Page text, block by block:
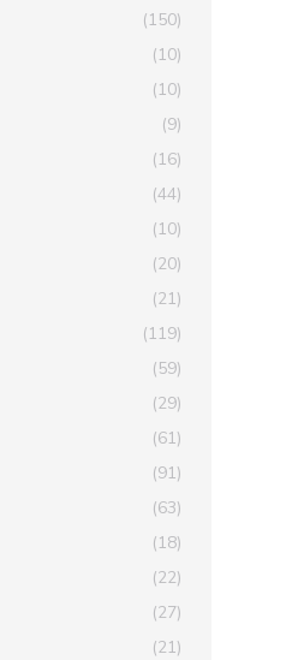
(150)
(10)
(10)
(9)
(16)
(44)
(10)
(20)
(21)
(119)
(59)
(29)
(61)
(91)
(63)
(18)
(22)
(27)
(21)